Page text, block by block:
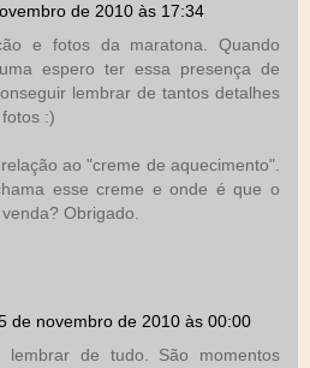
de 2010 às 17:34
e fotos da maratona. Quando
espero ter essa presença de
lembrar de tantos detalhes
:)
ao "creme de aquecimento".
esse creme e onde é que o
Obrigado.
de novembro de 2010 às 00:00
de tudo. São momentos